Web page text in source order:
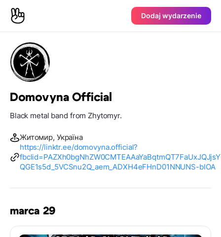
Dodaj wydarzenie
Domovyna Official
Black metal band from Zhytomyr.
Житомир, Україна
https://linktr.ee/domovyna.official?
QGE1s5d_5VCSnu2Q_aem_ADXH4eFHnD01NNUNS-bIOA
marca 29